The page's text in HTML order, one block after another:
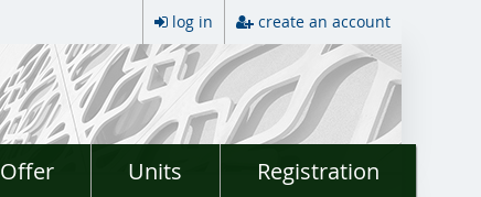
log in create an account
Offer Units Registration